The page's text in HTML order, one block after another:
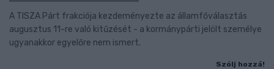
A TISZA Párt frakciója kezdeményezte az államfőválasztás
augusztus 11-re való kitűzését - a kormánypárti jelölt személye
ugyanakkor egyelőre nem ismert.
Szólj hozzá!